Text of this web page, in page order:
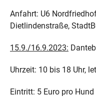
Anfahrt: U6
Dietlindenstraße,
15.9./16.9.2023:
Uhrzeit: 10 bis 18 Uhr,
Eintritt: 5 Euro pro